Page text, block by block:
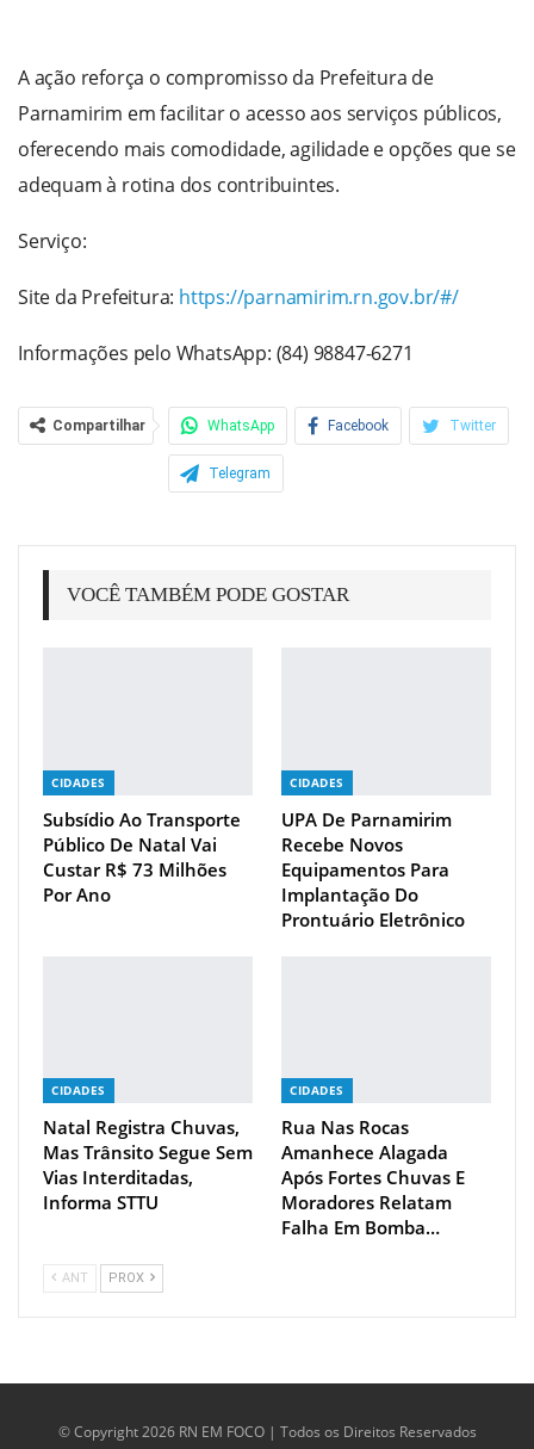
A ação reforça o compromisso da Prefeitura de
Parnamirim em facilitar o acesso aos serviços públicos,
oferecendo mais comodidade, agilidade e opções que se
adequam à rotina dos contribuintes.
Serviço:
Site da Prefeitura: https://parnamirim.rn.gov.br/#/
Informações pelo WhatsApp: (84) 98847-6271
Compartilhar WhatsApp Facebook Twitter
Telegram
VOCÊ TAMBÉM PODE GOSTAR
CIDADES
Subsídio Ao Transporte
Público De Natal Vai
Custar R$ 73 Milhões
Por Ano
CIDADES
UPA De Parnamirim
Recebe Novos
Equipamentos Para
Implantação Do
Prontuário Eletrônico
CIDADES
Natal Registra Chuvas,
Mas Trânsito Segue Sem
Vias Interditadas,
Informa STTU
CIDADES
Rua Nas Rocas
Amanhece Alagada
Após Fortes Chuvas E
Moradores Relatam
Falha Em Bomba…
ANT PROX
© Copyright 2026 RN EM FOCO | Todos os Direitos Reservados